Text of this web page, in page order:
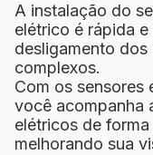
A instalação do
elétrico é rápida
desligamento
complexos.
Com os sensores
você acompanha
elétricos de
melhorando sua